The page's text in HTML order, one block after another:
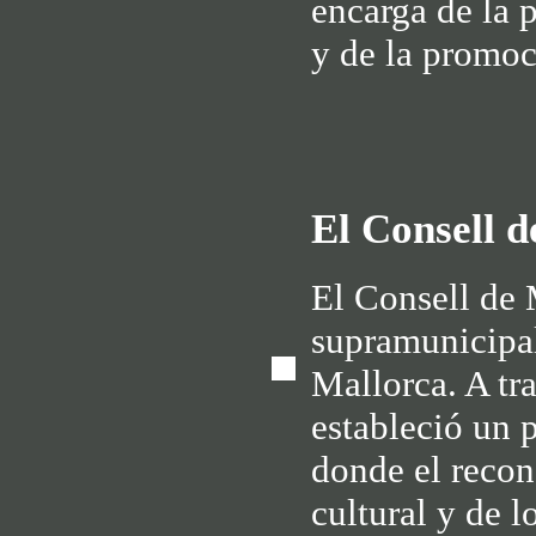
encarga de la
y de la
El Consell
El Consell de
Mallorca. A
estableció un
donde el
cultural y de